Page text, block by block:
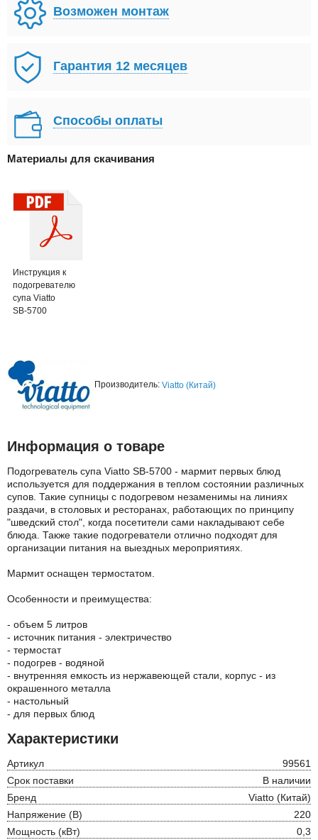
Возможен монтаж
Гарантия 12 месяцев
Способы оплаты
Материалы для скачивания
Инструкция к
подогревателю
супа Viatto
SB-5700
Производитель: Viatto (Китай)
Информация о товаре
Подогреватель супа Viatto SB-5700 - мармит первых блюд
используется для поддержания в теплом состоянии различных
супов. Такие супницы с подогревом незаменимы на линиях
раздачи, в столовых и ресторанах, работающих по принципу
"шведский стол", когда посетители сами накладывают себе
блюда. Также такие подогреватели отлично подходят для
организации питания на выездных мероприятиях.
Мармит оснащен термостатом.
Особенности и преимущества:
- объем 5 литров
- источник питания - электричество
- термостат
- подогрев - водяной
- внутренняя емкость из нержавеющей стали, корпус - из
окрашенного металла
- настольный
- для первых блюд
Характеристики
Артикул
99561
Срок поставки
В наличии
Бренд
Viatto (Китай)
Напряжение (В)
220
Мощность (кВт)
0,3